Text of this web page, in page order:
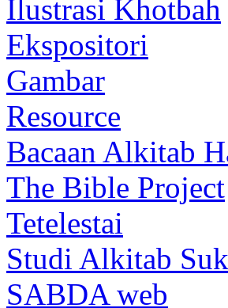
Ilustrasi Khotbah
Ekspositori
Gambar
Resource
Bacaan Alkitab
The Bible Project
Tetelestai
Studi Alkitab
SABDA web